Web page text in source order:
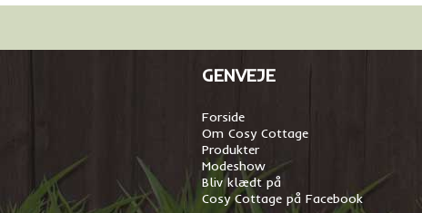
GENVEJE
Forside
Om Cosy Cottage
Produkter
Modeshow
Bliv klædt på
Cosy Cottage på Facebook